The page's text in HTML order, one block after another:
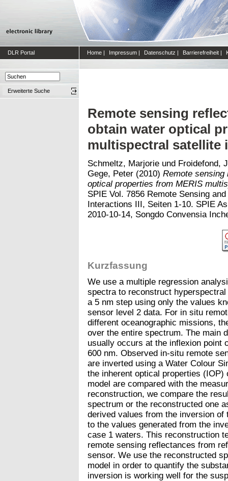
DLR Portal Home | Impressum | Datenschutz | Barrierefreiheit |
Erweiterte Suche
Remote sensing
obtain water optical
multispectral satellite
Schmeltz, Marjorie und Froidefond,
Gege, Peter (2010) Remote
optical properties from MERIS
SPIE Vol. 7856 Remote Sensing
Interactions III, Seiten 1-10. SPIE
2010-10-14, Songdo Convensia
Kurzfassung
We use a multiple regression
spectra to reconstruct
a 5 nm step using only the values
sensor level 2 data. For in situ
different oceanographic missions,
over the entire spectrum. The main
usually occurs at the inflexion point
600 nm. Observed in-situ remote
are inverted using a Water Colour
the inherent optical properties
model are compared with the
reconstruction, we compare the
spectrum or the reconstructed one
derived values from the inversion
to the values generated from the
case 1 waters. This reconstruction
remote sensing reflectances from
sensor. We use the reconstructed
model in order to quantify the
inversion is working well for the